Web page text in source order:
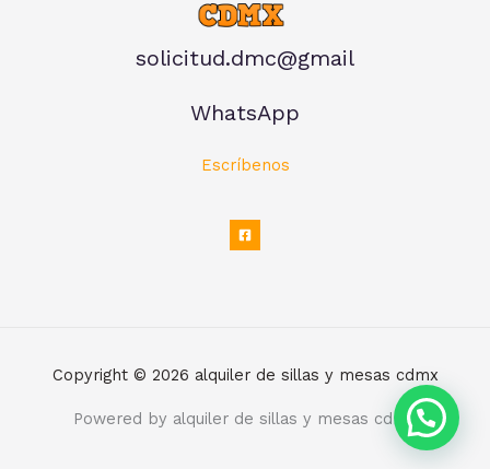
solicitud.dmc@gmail
WhatsApp
Escríbenos
Copyright © 2026 alquiler de sillas y mesas cdmx
Powered by alquiler de sillas y mesas cdmx